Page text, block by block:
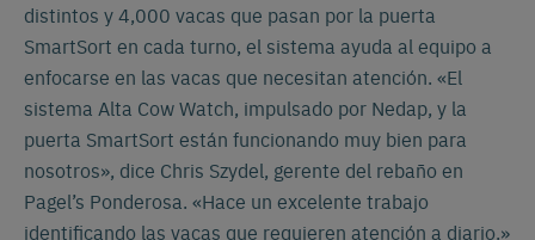
distintos y 4,000 vacas que pasan por la puerta
SmartSort en cada turno, el sistema ayuda al equipo a
enfocarse en las vacas que necesitan atención. «El
sistema Alta Cow Watch, impulsado por Nedap, y la
puerta SmartSort están funcionando muy bien para
nosotros», dice Chris Szydel, gerente del rebaño en
Pagel’s Ponderosa. «Hace un excelente trabajo
identificando las vacas que requieren atención a diario.»